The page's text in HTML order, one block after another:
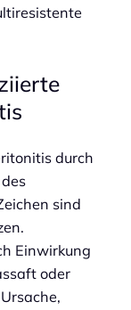
durch
sind
Einwirkung
oder